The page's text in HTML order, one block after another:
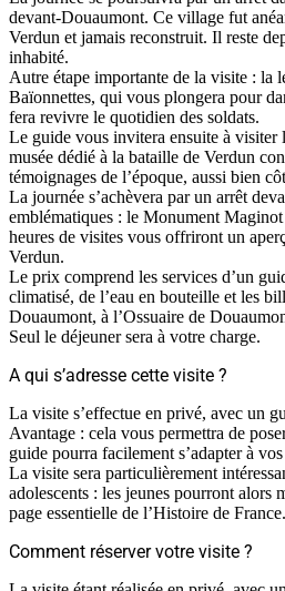
devant-Douaumont. Ce village fut
Verdun et jamais reconstruit. Il reste
inhabité.
Autre étape importante de la visite : la
Baïonnettes, qui vous plongera pour
fera revivre le quotidien des soldats.
Le guide vous invitera ensuite à
musée dédié à la bataille de Verdun
témoignages de l’époque, aussi bien
La journée s’achèvera par un arrêt
emblématiques : le Monument
heures de visites vous offriront un
Verdun.
Le prix comprend les services d’un
climatisé, de l’eau en bouteille et les
Douaumont, à l’Ossuaire de
Seul le déjeuner sera à votre charge.
A qui s’adresse cette visite ?
La visite s’effectue en privé, avec un
Avantage : cela vous permettra de
guide pourra facilement s’adapter à
La visite sera particulièrement
adolescents : les jeunes pourront alors
page essentielle de l’Histoire de France.
Comment réserver votre visite ?